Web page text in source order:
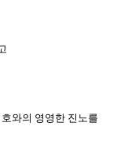
와의 영영한 진노를